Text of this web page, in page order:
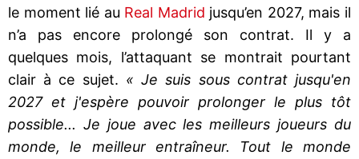
le moment lié au Real Madrid jusqu’en 2027, mais il
n’a pas encore prolongé son contrat. Il y a
quelques mois, l’attaquant se montrait pourtant
clair à ce sujet. « Je suis sous contrat jusqu'en
2027 et j'espère pouvoir prolonger le plus tôt
possible... Je joue avec les meilleurs joueurs du
monde, le meilleur entraîneur. Tout le monde